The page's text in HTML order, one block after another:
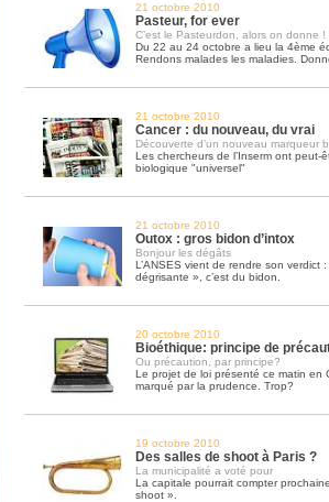
21 octobre 2010
Pasteur, for ever
C’est le Pasteurdon, alors on donne !
Du 22 au 24 octobre a lieu la 4ème
Rendons malades les maladies.
21 octobre 2010
Cancer : du nouveau, du vrai
Découverte d’un nouveau marqueur
Les chercheurs de l’Inserm ont peut-
biologique "universel"
21 octobre 2010
Outox : gros bidon d’intox
Bonjour les dégâts
L’ANSES vient de rendre son verdict
dégrisante », c’est du bidon.
20 octobre 2010
Bioéthique: principe de
Ou précaution, par principe?
Le projet de loi présenté ce matin en
marqué par la prudence. Trop?
19 octobre 2010
Des salles de shoot à Paris ?
La municipalité a voté pour
La capitale pourrait compter
shoot ».